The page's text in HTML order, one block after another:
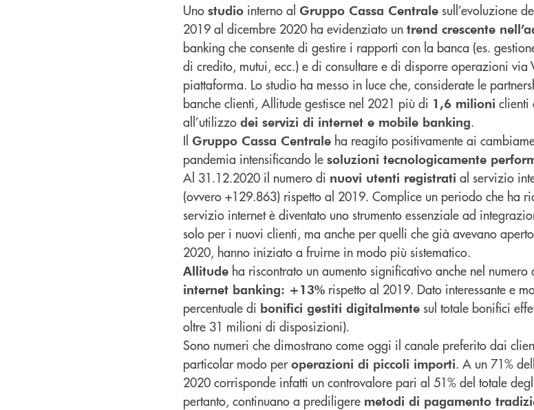
Uno studio interno al Gruppo Cassa Centrale sull’evoluzione
2019 al dicembre 2020 ha evidenziato un trend crescente
banking che consente di gestire i rapporti con la banca (es.
di credito, mutui, ecc.) e di consultare e di disporre operazioni
piattaforma. Lo studio ha messo in luce che, considerate le
banche clienti, Allitude gestisce nel 2021 più di 1,6 milioni clienti
all’utilizzo dei servizi di internet e mobile banking.
Il Gruppo Cassa Centrale ha reagito positivamente ai
pandemia intensificando le soluzioni tecnologicamente
Al 31.12.2020 il numero di nuovi utenti registrati al servizio
(ovvero +129.863) rispetto al 2019. Complice un periodo che ha
servizio internet è diventato uno strumento essenziale ad
solo per i nuovi clienti, ma anche per quelli che già avevano
2020, hanno iniziato a fruirne in modo più sistematico.
Allitude ha riscontrato un aumento significativo anche nel numero
internet banking: +13% rispetto al 2019. Dato interessante e
percentuale di bonifici gestiti digitalmente sul totale bonifici
oltre 31 milioni di disposizioni).
Sono numeri che dimostrano come oggi il canale preferito dai
particolar modo peroperazioni di piccoli importi. A un 71%
2020 corrisponde infatti un controvalore pari al 51% del totale
pertanto, continuano a prediligere metodi di pagamento